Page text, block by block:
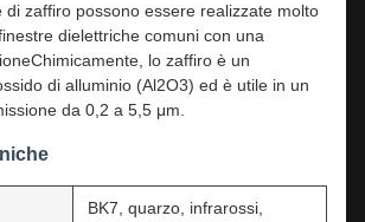
di zaffiro possono essere realizzate molto
dielettriche comuni con una
lo zaffiro è un
di alluminio (Al2O3) ed è utile in un
da 0,2 a 5,5 μm.
BK7, quarzo, infrarossi,